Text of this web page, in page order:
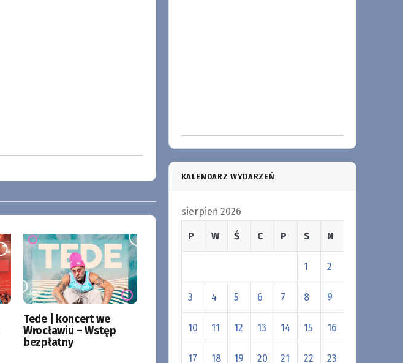
Tede | koncert we
Wrocławiu – Wstęp
bezpłatny
KALENDARZ WYDARZEŃ
sierpień 2026
P W Ś C P S N
1 2
3 4 5 6 7 8 9
10 11 12 13 14 15 16
17 18 19 20 21 22 23